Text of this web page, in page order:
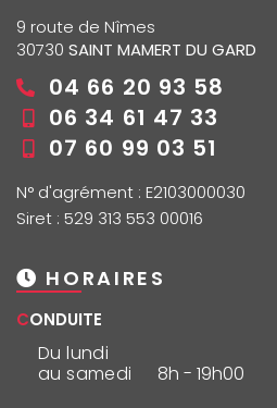
9 route de Nîmes
30730 SAINT MAMERT DU GARD
04 66 20 93 58
06 34 61 47 33
07 60 99 03 51
N° d'agrément : E2103000030
Siret : 529 313 553 00016
HORAIRES
CONDUITE
Du lundi
au samedi
8h - 19h00